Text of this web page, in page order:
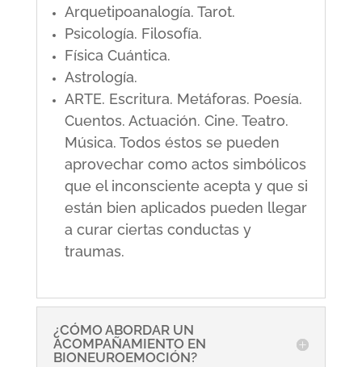
Arquetipoanalogía. Tarot.
Psicología. Filosofía.
Física Cuántica.
Astrología.
ARTE. Escritura. Metáforas. Poesía.
Cuentos. Actuación. Cine. Teatro.
Música. Todos éstos se pueden
aprovechar como actos simbólicos
que el inconsciente acepta y que si
están bien aplicados pueden llegar
a curar ciertas conductas y
traumas.
¿CÓMO ABORDAR UN
ACOMPAÑAMIENTO EN
BIONEUROEMOCIÓN?